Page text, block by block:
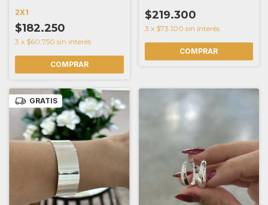
2X1
$182.250
3 x $60.750 sin interés
$219.300
3 x $73.100 sin interés
GRATIS